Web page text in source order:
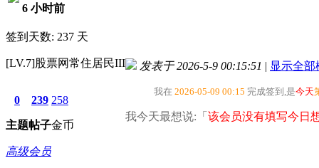
6 小时前
签到天数: 237 天
[LV.7]股票网常住居民III
0
主题
239
帖子
258
金币
高级会员
发表于 2026-5-9 00:15:51 | 显示全部
我在 2026-05-09 00:15 完成签到,是今天
我今天最想说:「 该会员没有填写今日